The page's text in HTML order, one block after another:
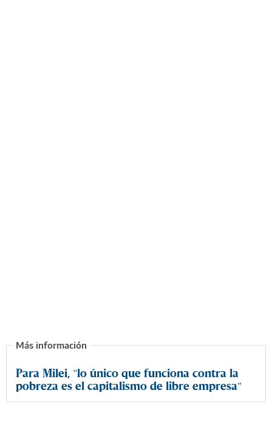
Para Milei, "lo único que funciona contra la
pobreza es el capitalismo de libre empresa"